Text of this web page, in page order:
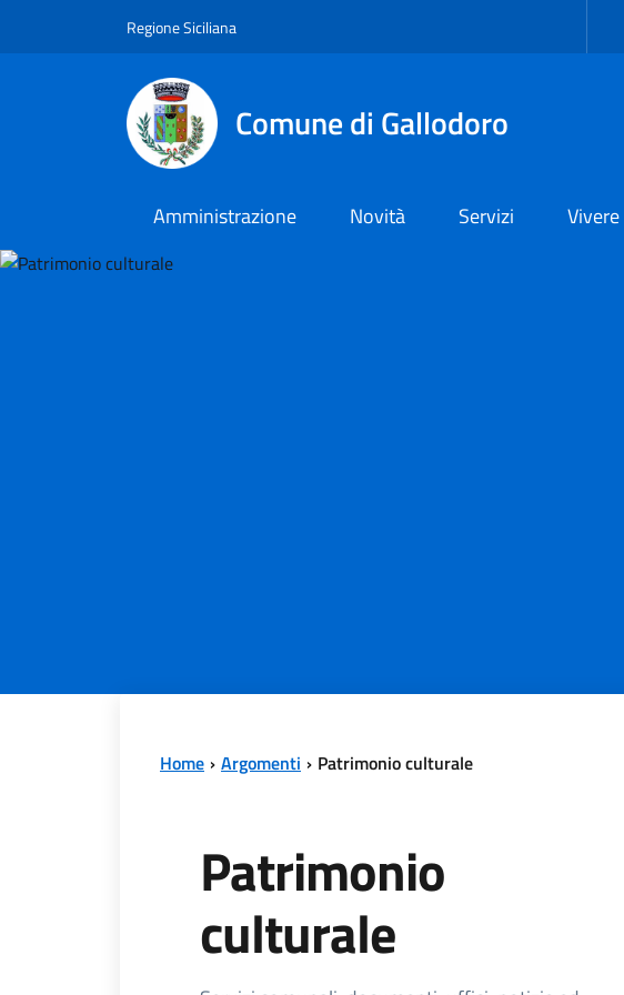
Regione Siciliana
Comune di Gallodoro
Amministrazione Novità Servizi
Home Argomenti Patrimonio culturale
Patrimonio
culturale